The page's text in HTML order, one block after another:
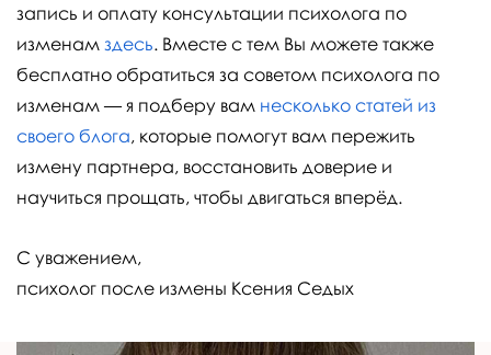
запись и оплату консультации психолога по
изменам здесь. Вместе с тем Вы можете также
бесплатно обратиться за советом психолога по
изменам — я подберу вам несколько статей из
своего блога, которые помогут вам пережить
измену партнера, восстановить доверие и
научиться прощать, чтобы двигаться вперёд.
С уважением,
психолог после измены Ксения Седых